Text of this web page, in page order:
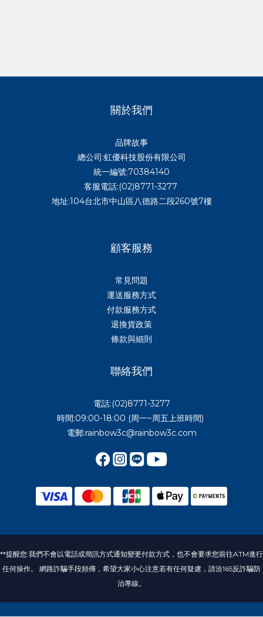
關於我們
品牌故事
總公司:虹優科技股份有限公司
統一編號:70384140
客服電話:(02)8771-3277
地址:104台北市中山區八德路二段260號7樓
顧客服務
常見問題
運送服務方式
付款服務方式
退換貨政策
條款與細則
聯絡我們
電話:(02)8771-3277
時間:09:00-18:00 (周一~周五上班時間)
電郵:rainbow3c@rainbow3c.com
**提醒您:我們不會以電話或簡訊方式通知變更付款方式，也不會要求您前往ATM進行
任何操作。 網路詐騙手段頻傳，希望大家小心注意若有任何疑慮，請洽165反詐騙防
治專線。